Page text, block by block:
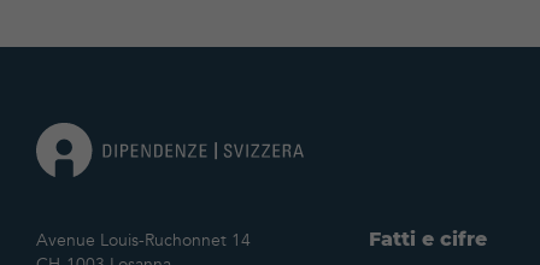
Avenue Louis-Ruchonnet 14
Fatti e cifre